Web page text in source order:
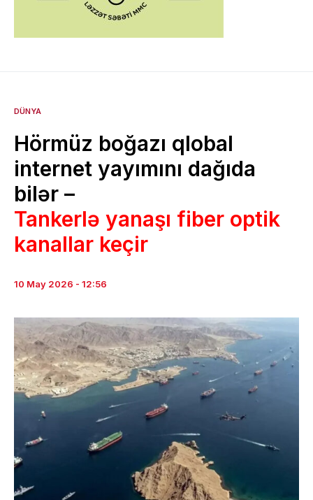
DÜNYA
Hörmüz boğazı qlobal
internet yayımını dağıda
bilər –
Tankerlə yanaşı fiber optik
kanallar keçir
10 May 2026 - 12:56